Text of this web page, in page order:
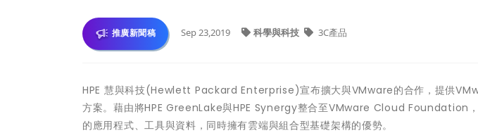
推廣新聞稿 Sep 23,2019 科學與科技 3C產品
HPE 慧與科技(Hewlett Packard Enterprise)宣布擴大與VMware的合作，提供
方案。藉由將HPE GreenLake與HPE Synergy整合至VMware Cloud Foundation，
的應用程式、工具與資料，同時擁有雲端與組合型基礎架構的優勢。